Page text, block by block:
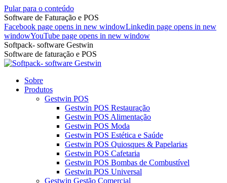
Pular para o conteúdo
Software de Faturação e POS
Facebook page opens in new windowLinkedin page opens in new
windowYouTube page opens in new window
Softpack- software Gestwin
Software de faturação e POS
Sobre
Produtos
Gestwin POS
Gestwin POS Restauração
Gestwin POS Alimentação
Gestwin POS Moda
Gestwin POS Estética e Saúde
Gestwin POS Quiosques & Papelarias
Gestwin POS Cafetaria
Gestwin POS Bombas de Combustível
Gestwin POS Universal
Gestwin Gestão Comercial